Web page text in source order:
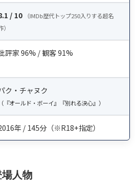
/ 10
（IMDb歴代トップ250入りする超名
）
評家 96% / 観客 91%
ク・チャヌク
（『オールド・ボーイ』『別れる決心』）
年 / 145分（※R18+指定）
人物